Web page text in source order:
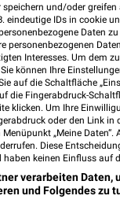
speichern und/oder
eindeutige IDs in cookie
Daten
personenbezogenen
Interesses. Um dem
Sie können Ihre
auf die Schaltfläche
die Fingerabdruck-
klicken. Um Ihre
oder den Link in
„Meine Daten“.
Diese
keinen Einfluss auf
verarbeiten Daten,
und Folgendes zu